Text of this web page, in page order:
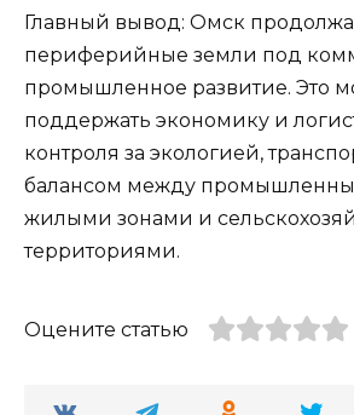
Главный вывод: Омск
периферийные земли под
промышленное развитие. Это
поддержать экономику и
контроля за экологией,
балансом между
жилыми зонами и
территориями.
Оцените статью